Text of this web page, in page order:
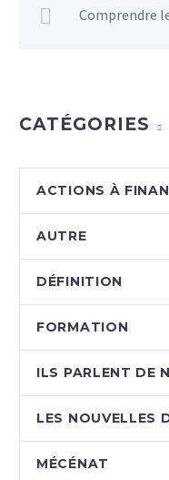
Comprendre
CATÉGORIES
ACTIONS À
AUTRE
DÉFINITION
FORMATION
ILS PARLENT DE
LES NOUVELLES
MÉCÉNAT